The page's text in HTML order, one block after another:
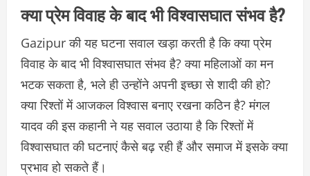
क्या प्रेम विवाह के बाद भी विश्वासघात संभव है?
Gazipur की यह घटना सवाल खड़ा करती है कि क्या प्रेम
विवाह के बाद भी विश्वासघात संभव है? क्या महिलाओं का मन
भटक सकता है, भले ही उन्होंने अपनी इच्छा से शादी की हो?
क्या रिश्तों में आजकल विश्वास बनाए रखना कठिन है? मंगल
यादव की इस कहानी ने यह सवाल उठाया है कि रिश्तों में
विश्वासघात की घटनाएं कैसे बढ़ रही हैं और समाज में इसके क्या
प्रभाव हो सकते हैं।